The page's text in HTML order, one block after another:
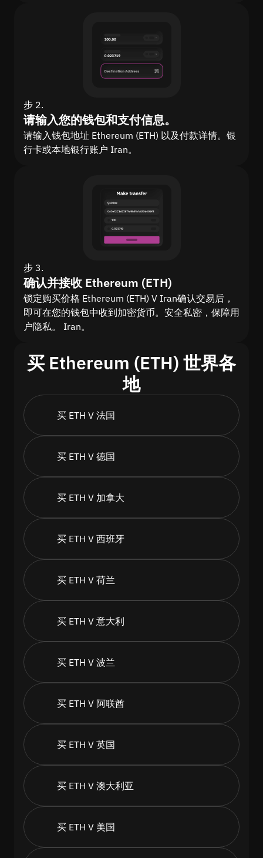
步 2.
请输入您的钱包和支付信息。
请输入钱包地址 Ethereum (ETH) 以及付款详情。银
行卡或本地银行账户 Iran。
步 3.
确认并接收 Ethereum (ETH)
锁定购买价格 Ethereum (ETH) V Iran确认交易后，
即可在您的钱包中收到加密货币。安全私密，保障用
户隐私。 Iran。
买 Ethereum (ETH) 世界各
地
买 ETH V 法国
买 ETH V 德国
买 ETH V 加拿大
买 ETH V 西班牙
买 ETH V 荷兰
买 ETH V 意大利
买 ETH V 波兰
买 ETH V 阿联酋
买 ETH V 英国
买 ETH V 澳大利亚
买 ETH V 美国